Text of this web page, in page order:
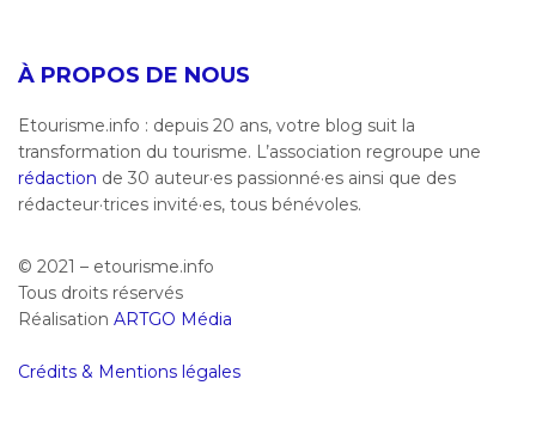
À PROPOS DE NOUS
Etourisme.info : depuis 20 ans, votre blog suit la
transformation du tourisme. L’association regroupe une
rédaction de 30 auteur·es passionné·es ainsi que des
rédacteur·trices invité·es, tous bénévoles.
© 2021 – etourisme.info
Tous droits réservés
Réalisation ARTGO Média
Crédits & Mentions légales